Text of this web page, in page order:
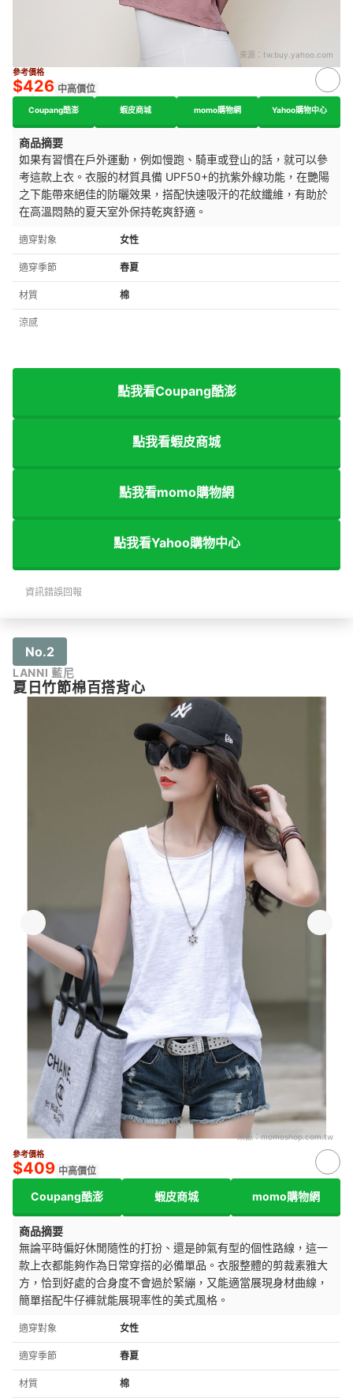
來源： tw.buy.yahoo.com
參考價格
$426 中高價位
Coupang酷澎 蝦皮商城 momo購物網 Yahoo購物中心
商品摘要
如果有習慣在戶外運動，例如慢跑、騎車或登山的話，就可以參
考這款上衣。衣服的材質具備 UPF50+的抗紫外線功能，在艷陽
之下能帶來絕佳的防曬效果，搭配快速吸汗的花紋纖維，有助於
在高溫悶熱的夏天室外保持乾爽舒適。
適穿對象 女性
適穿季節 春夏
材質 棉
涼感
點我看Coupang酷澎
點我看蝦皮商城
點我看momo購物網
點我看Yahoo購物中心
資訊錯誤回報
No.2
LANNI 藍尼
夏日竹節棉百搭背心
來源：momoshop.com.tw
參考價格
$409 中高價位
Coupang酷澎 蝦皮商城 momo購物網
商品摘要
無論平時偏好休閒隨性的打扮、還是帥氣有型的個性路線，這一
款上衣都能夠作為日常穿搭的必備單品。衣服整體的剪裁素雅大
方，恰到好處的合身度不會過於緊繃，又能適當展現身材曲線，
簡單搭配牛仔褲就能展現率性的美式風格。
適穿對象 女性
適穿季節 春夏
材質 棉